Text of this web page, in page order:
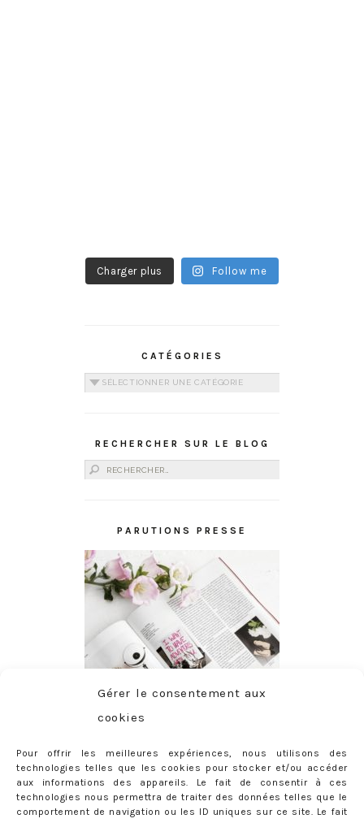
Gérer le consentement aux
cookies
Pour offrir les meilleures expériences, nous utilisons des
technologies telles que les cookies pour stocker et/ou accéder
aux informations des appareils. Le fait de consentir à ces
technologies nous permettra de traiter des données telles que le
comportement de navigation ou les ID uniques sur ce site. Le fait
Charger plus Follow me
CATÉGORIES
Catégories
RECHERCHER SUR LE BLOG
Rechercher :
PARUTIONS PRESSE